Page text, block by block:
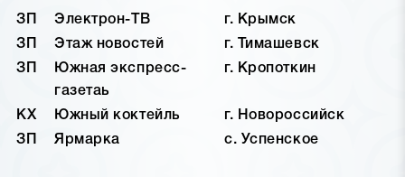
ЗП
Электрон-ТВ
г. Крымск
ЗП
Этаж новостей
г. Тимашевск
ЗП
Южная экспресс-
газетаь
г. Кропоткин
КХ Южный коктейль
г. Новороссийск
ЗП
Ярмарка с. Успенское